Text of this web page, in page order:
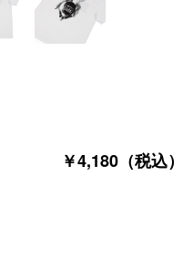
￥4,180（税込）